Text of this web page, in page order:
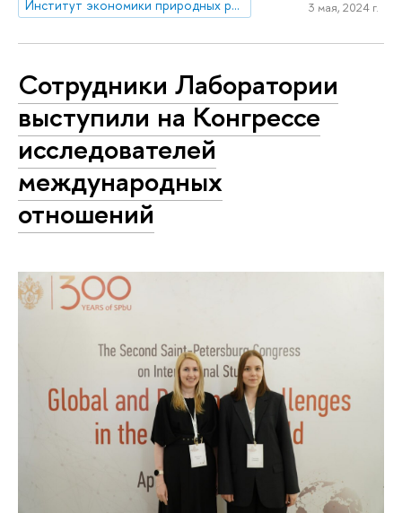
Институт экономики природных ресурсов и изменения климата 3 мая, 2024 г.
Сотрудники Лаборатории
выступили на Конгрессе
исследователей
международных
отношений